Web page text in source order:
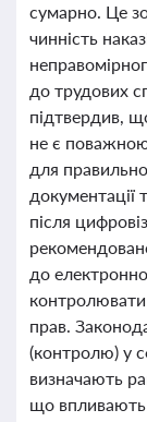
сумарно. Це
чинність
до трудових
підтвердив,
не є
для
документації
після
до
прав.
(контролю) у
визначають
що впливають